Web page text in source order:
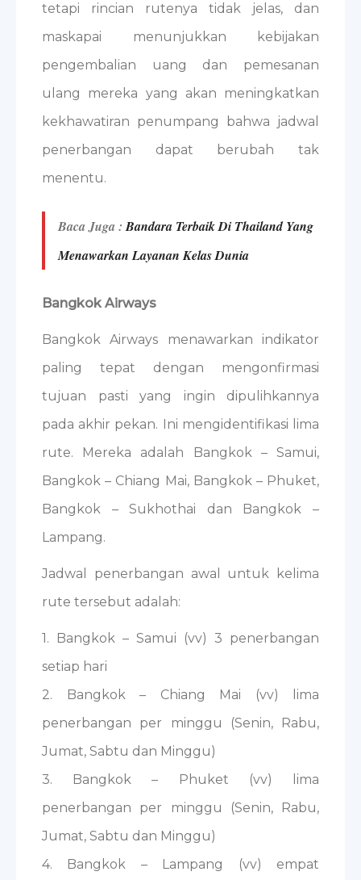
tetapi rincian rutenya tidak jelas, dan
maskapai menunjukkan kebijakan
pengembalian uang dan pemesanan
ulang mereka yang akan meningkatkan
kekhawatiran penumpang bahwa jadwal
penerbangan dapat berubah tak
menentu.
Baca Juga :Bandara Terbaik Di Thailand Yang
Menawarkan Layanan Kelas Dunia
Bangkok Airways
Bangkok Airways menawarkan indikator
paling tepat dengan mengonfirmasi
tujuan pasti yang ingin dipulihkannya
pada akhir pekan. Ini mengidentifikasi lima
rute. Mereka adalah Bangkok – Samui,
Bangkok – Chiang Mai, Bangkok – Phuket,
Bangkok – Sukhothai dan Bangkok –
Lampang.
Jadwal penerbangan awal untuk kelima
rute tersebut adalah:
1. Bangkok – Samui (vv) 3 penerbangan
setiap hari
2. Bangkok – Chiang Mai (vv) lima
penerbangan per minggu (Senin, Rabu,
Jumat, Sabtu dan Minggu)
3. Bangkok – Phuket (vv) lima
penerbangan per minggu (Senin, Rabu,
Jumat, Sabtu dan Minggu)
4. Bangkok – Lampang (vv) empat